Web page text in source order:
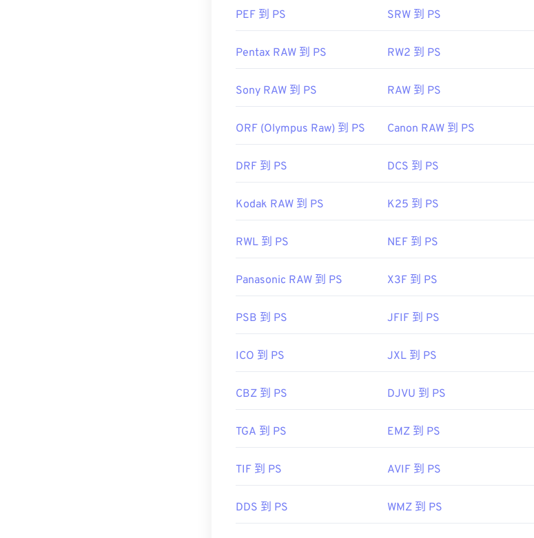
PEF 到 PS SRW 到 PS
Pentax RAW 到 PS RW2 到 PS
Sony RAW 到 PS RAW 到 PS
ORF (Olympus Raw) 到 PS Canon RAW 到 PS
DRF 到 PS DCS 到 PS
Kodak RAW 到 PS K25 到 PS
RWL 到 PS NEF 到 PS
Panasonic RAW 到 PS X3F 到 PS
PSB 到 PS JFIF 到 PS
ICO 到 PS JXL 到 PS
CBZ 到 PS DJVU 到 PS
TGA 到 PS EMZ 到 PS
TIF 到 PS AVIF 到 PS
DDS 到 PS WMZ 到 PS